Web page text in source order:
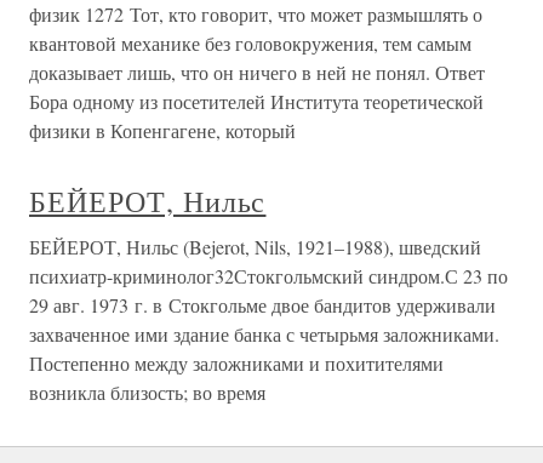
физик 1272 Тот, кто говорит, что может размышлять о
квантовой механике без головокружения, тем самым
доказывает лишь, что он ничего в ней не понял. Ответ
Бора одному из посетителей Института теоретической
физики в Копенгагене, который
БЕЙЕРОТ, Нильс
БЕЙЕРОТ, Нильс (Bejerot, Nils, 1921–1988), шведский
психиатр-криминолог32Стокгольмский синдром.С 23 по
29 авг. 1973 г. в Стокгольме двое бандитов удерживали
захваченное ими здание банка с четырьмя заложниками.
Постепенно между заложниками и похитителями
возникла близость; во время